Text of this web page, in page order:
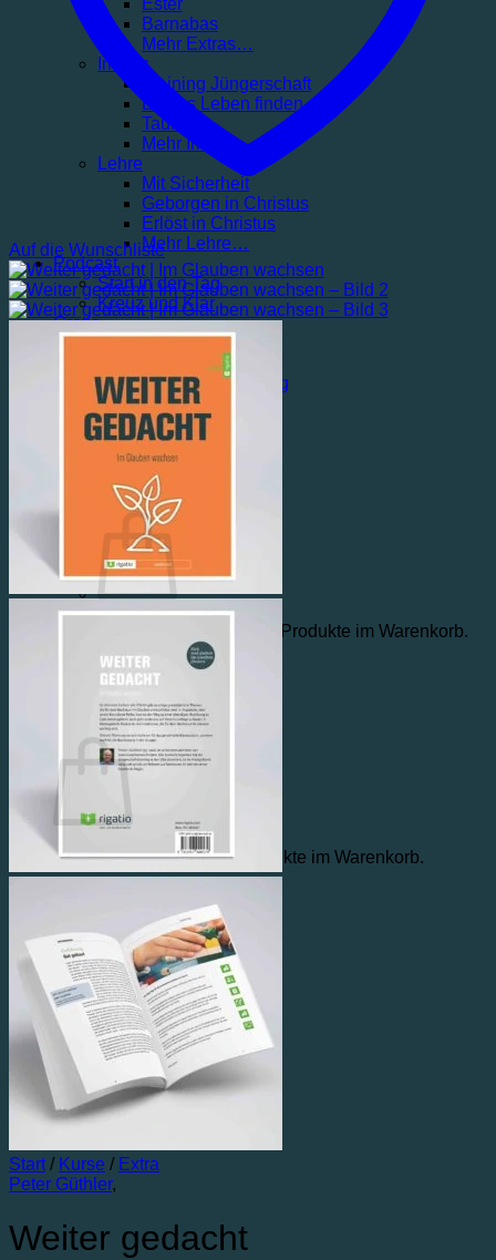
Ester
Barnabas
Mehr Extras…
Impuls
Training Jüngerschaft
Echtes Leben finden
Taufe
Mehr Impuls…
Lehre
Mit Sicherheit
Geborgen in Christus
Erlöst in Christus
Mehr Lehre…
Podcast
Start in den Tag
Kreuz und Klar
Gratis
Blog
Rigatio Produktberatung
Wunschliste
Über Rigatio
Kontakt
Warenkorb /€0,00
Es befinden sich keine Produkte im Warenkorb.
Zurück zum Shop
Warenkorb
Es befinden sich keine Produkte im Warenkorb.
Auf die Wunschliste
Start / Kurse / Extra
Peter Güthler,
Weiter gedacht